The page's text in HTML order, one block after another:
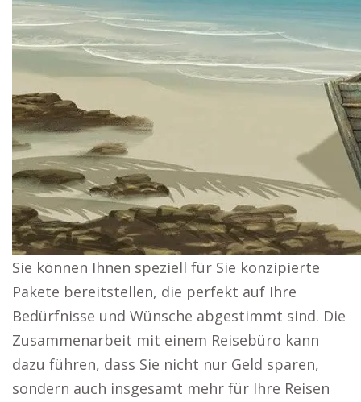
Sie können Ihnen speziell für Sie konzipierte
Pakete bereitstellen, die perfekt auf Ihre
Bedürfnisse und Wünsche abgestimmt sind. Die
Zusammenarbeit mit einem Reisebüro kann
dazu führen, dass Sie nicht nur Geld sparen,
sondern auch insgesamt mehr für Ihre Reisen